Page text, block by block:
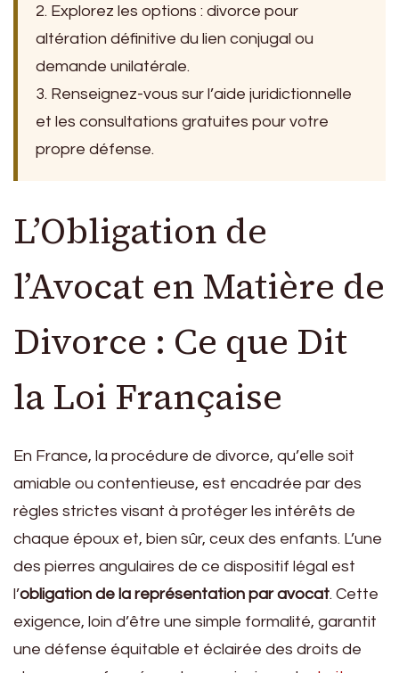
2. Explorez les options : divorce pour
altération définitive du lien conjugal ou
demande unilatérale.
3. Renseignez-vous sur l’aide juridictionnelle
et les consultations gratuites pour votre
propre défense.
L’Obligation de
l’Avocat en Matière de
Divorce : Ce que Dit
la Loi Française
En France, la procédure de divorce, qu’elle soit
amiable ou contentieuse, est encadrée par des
règles strictes visant à protéger les intérêts de
chaque époux et, bien sûr, ceux des enfants. L’une
des pierres angulaires de ce dispositif légal est
l’obligation de la représentation par avocat. Cette
exigence, loin d’être une simple formalité, garantit
une défense équitable et éclairée des droits de